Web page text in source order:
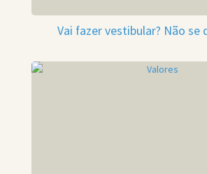
Vai fazer vestibular? Não se